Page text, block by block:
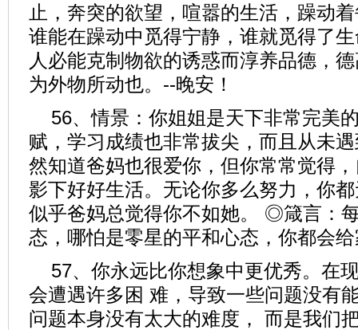
止，奔突的欲望，喧嚣的生活，躁动
谁能在躁动中觅得宁静，谁就觅得了
人必能克制物欲的诱惑而淳养品德，
为外物所动也。--晚安！
56、情景：你姐姐是天下非常完美
赋，学习成绩也非常拔尖，而且从未
然知道爸妈也很爱你，但你常常觉得
影下好好生活。无论你多么努力，你
似乎爸妈总觉得你不如她。 ◎箴言：
态，哪怕是零星的平和心态，你都会
57、你永远比你想象中更优秀。在
会遭遇许多困 难，导致一些问题没有
问题本身没有太大的难度， 而是我们